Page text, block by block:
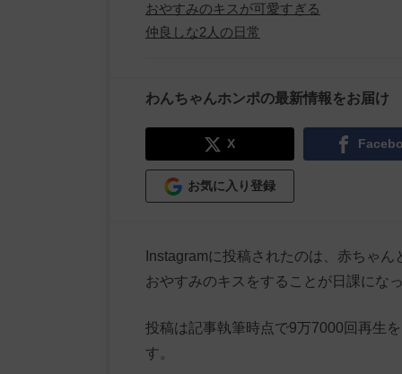
おやすみのキスが可愛すぎる
仲良しな2人の日常
わんちゃんホンポの最新情報をお届け
X
お気に入り登録
Instagramに投稿されたのは、赤ちゃ
おやすみのキスをすることが日課にな
投稿は記事執筆時点で9万7000回再生
す。